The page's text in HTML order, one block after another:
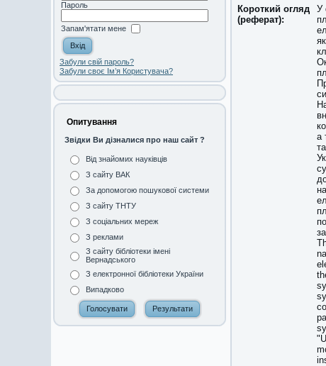
Пароль
Запам'ятати мене
Забули свій пароль?
Забули своє Ім’я Користувача?
Опитування
Звідки Ви дізналися про наш сайт ?
Від знайомих науківців
З сайту ВАК
За допомогою пошукової системи
З сайту ТНТУ
З соціальних мереж
З реклами
З сайту бібліотеки імені
Вернадського
З електронної бібліотеки України
Випадково
Короткий огляд
(реферат):
У
а